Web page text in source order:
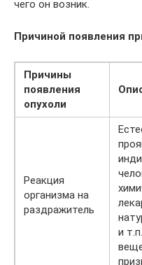
чего он возник.
Причиной появления
Причины
появления
опухоли
Реакция
организма на
раздражитель
и